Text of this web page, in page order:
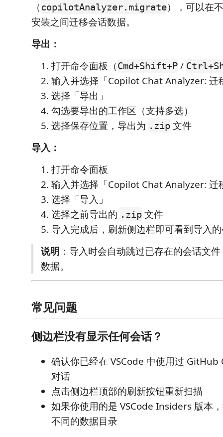
（copilotAnalyzer.migrate），可以在
安装之间迁移会话数据。
导出：
打开命令面板（Cmd+Shift+P /
输入并选择「Copilot Chat Analyzer: 迁
选择「导出」
勾选要导出的工作区（支持多选）
选择保存位置，导出为 .zip 文件
导入：
打开命令面板
输入并选择「Copilot Chat Analyzer: 迁
选择「导入」
选择之前导出的 .zip 文件
导入完成后，刷新侧边栏即可看到导入
说明 ：导入时会自动跳过已存在的会话文
数据。
常见问题
侧边栏没有显示任何会话？
确认你已经在 VSCode 中使用过
对话
点击侧边栏顶部的刷新按钮重新扫描
如果你使用的是 VSCode Insiders 版本
不同的数据目录